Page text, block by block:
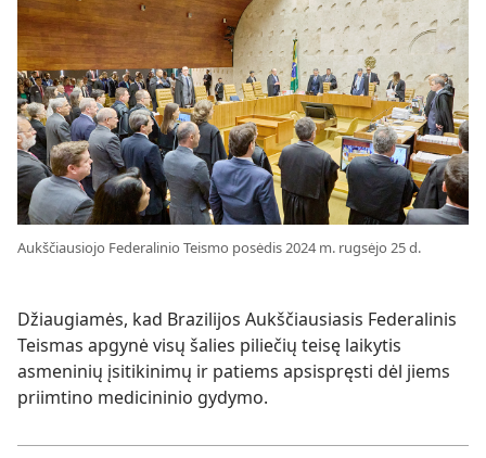
Aukščiausiojo Federalinio Teismo posėdis 2024 m. rugsėjo 25 d.
Džiaugiamės, kad Brazilijos Aukščiausiasis Federalinis
Teismas apgynė visų šalies piliečių teisę laikytis
asmeninių įsitikinimų ir patiems apsispręsti dėl jiems
priimtino medicininio gydymo.